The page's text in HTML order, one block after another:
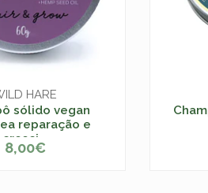
HARE
sólido vegan
reparação e
cresci...
+
8,00€